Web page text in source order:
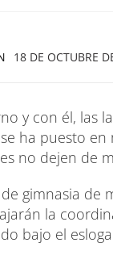
18 DE OCTUBRE
y con él, las
ha puesto
no dejen de
gimnasia
la
bajo el